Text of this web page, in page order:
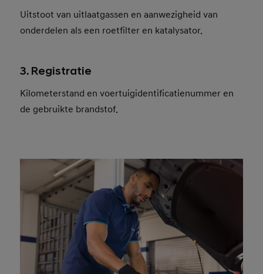
Uitstoot van uitlaatgassen en aanwezigheid van
onderdelen als een roetfilter en katalysator.
3. Registratie
Kilometerstand en voertuigidentificatienummer en
de gebruikte brandstof.